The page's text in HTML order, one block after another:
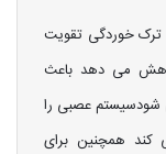
ترک خوردگی تقویت
می دهد باعث
شودسیستم عصبی را
همچنین برای